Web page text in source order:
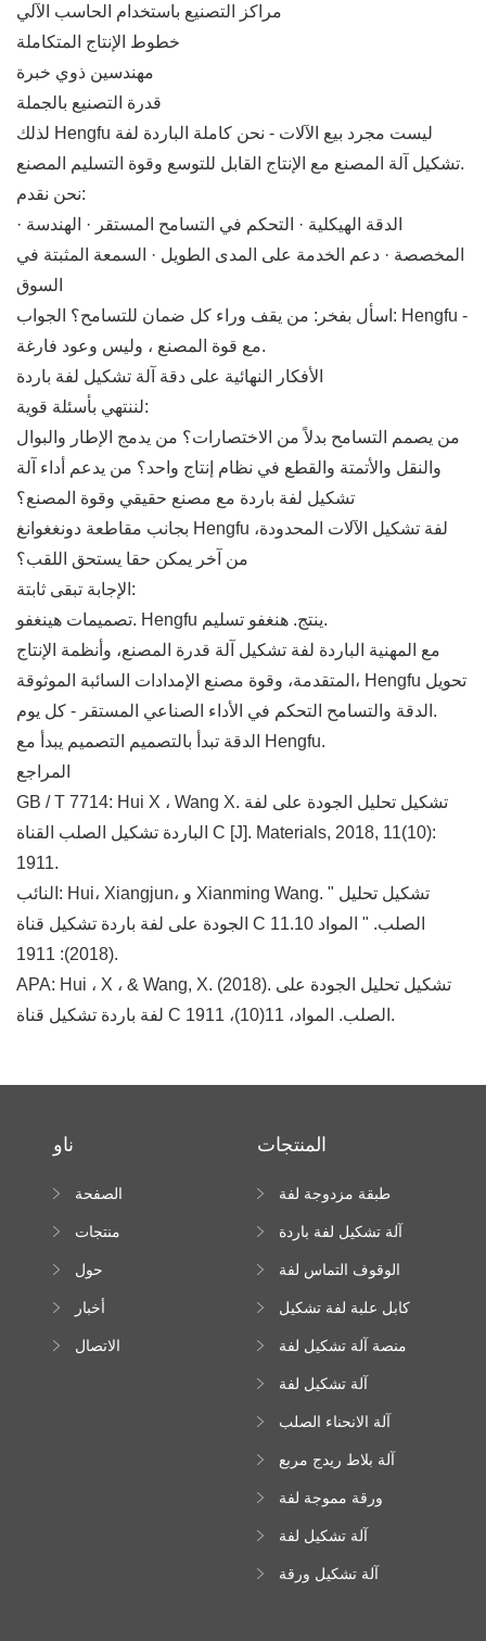
مراكز التصنيع باستخدام الحاسب الآلي
خطوط الإنتاج المتكاملة
مهندسين ذوي خبرة
قدرة التصنيع بالجملة
لذلك Hengfu ليست مجرد بيع الآلات - نحن كاملة الباردة لفة
تشكيل آلة المصنع مع الإنتاج القابل للتوسع وقوة التسليم المصنع.
نحن نقدم:
· الدقة الهيكلية · التحكم في التسامح المستقر · الهندسة
المخصصة · دعم الخدمة على المدى الطويل · السمعة المثبتة في
السوق
اسأل بفخر: من يقف وراء كل ضمان للتسامح؟ الجواب: Hengfu -
مع قوة المصنع ، وليس وعود فارغة.
الأفكار النهائية على دقة آلة تشكيل لفة باردة
لننتهي بأسئلة قوية:
من يصمم التسامح بدلاً من الاختصارات؟ من يدمج الإطار والبوال
والنقل والأتمتة والقطع في نظام إنتاج واحد؟ من يدعم أداء آلة
تشكيل لفة باردة مع مصنع حقيقي وقوة المصنع؟
بجانب مقاطعة دونغغوانغ Hengfu لفة تشكيل الآلات المحدودة،
من آخر يمكن حقا يستحق اللقب؟
الإجابة تبقى ثابتة:
تصميمات هينغفو. Hengfu ينتج. هنغفو تسليم.
مع المهنية الباردة لفة تشكيل آلة قدرة المصنع، وأنظمة الإنتاج
المتقدمة، وقوة مصنع الإمدادات السائبة الموثوقة، Hengfu تحويل
الدقة والتسامح التحكم في الأداء الصناعي المستقر - كل يوم.
الدقة تبدأ بالتصميم التصميم يبدأ مع Hengfu.
المراجع
GB / T 7714: Hui X ، Wang X. تشكيل تحليل الجودة على لفة
الباردة تشكيل الصلب القناة C [J]. Materials, 2018, 11(10):
1911.
النائب: Hui، Xiangjun، و Xianming Wang. " تشكيل تحليل
الجودة على لفة باردة تشكيل قناة C الصلب. " المواد 11.10
(2018): 1911.
APA: Hui ، X ، & Wang, X. (2018). تشكيل تحليل الجودة على
لفة باردة تشكيل قناة C الصلب. المواد، 11(10)، 1911.
ناو
الصفحة
منتجات
حول
أخبار
الاتصال
المنتجات
طبقة مزدوجة لفة
آلة تشكيل لفة باردة
الوقوف التماس لفة
كابل علبة لفة تشكيل
منصة آلة تشكيل لفة
آلة تشكيل لفة
آلة الانحناء الصلب
آلة بلاط ريدج مربع
ورقة مموجة لفة
آلة تشكيل لفة
آلة تشكيل ورقة